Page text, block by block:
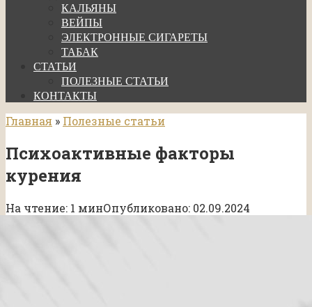
КАЛЬЯНЫ
ВЕЙПЫ
ЭЛЕКТРОННЫЕ СИГАРЕТЫ
ТАБАК
СТАТЬИ
ПОЛЕЗНЫЕ СТАТЬИ
КОНТАКТЫ
Главная » Полезные статьи
Психоактивные факторы
курения
На чтение: 1 минОпубликовано: 02.09.2024